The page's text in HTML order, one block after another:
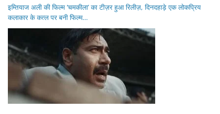
इम्तियाज अली की फिल्म ‘चमकीला’ का टीज़र हुआ रिलीज़, दिनदहाड़े एक लोकप्रिय
कलाकार के कत्ल पर बनी फिल्म…